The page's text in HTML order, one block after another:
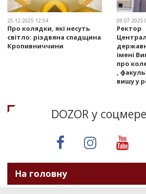
25.12.2025 12:54
Про колядки, які несуть
світло: різдвяна спадщина
Кропивниччини
09.07.2025
Ректор
імені
про
,
вишу у
DOZOR у
На головну